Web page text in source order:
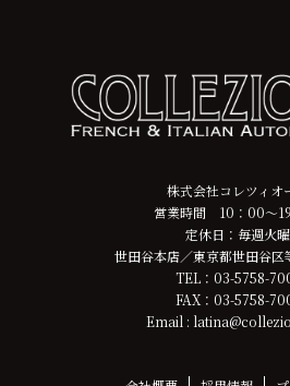
株式会社コレツィオ
営業時間 10：00～
定休日：毎週火
世田谷本店／東京都世田谷
TEL：03-5758-
FAX：03-5758-
Email :